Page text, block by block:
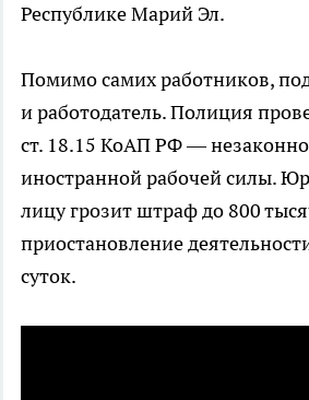
Республике Марий Эл.
Помимо самих работников,
и работодатель. Полиция
ст. 18.15 КоАП РФ —
иностранной рабочей силы.
лицу грозит штраф до 800
приостановление
суток.